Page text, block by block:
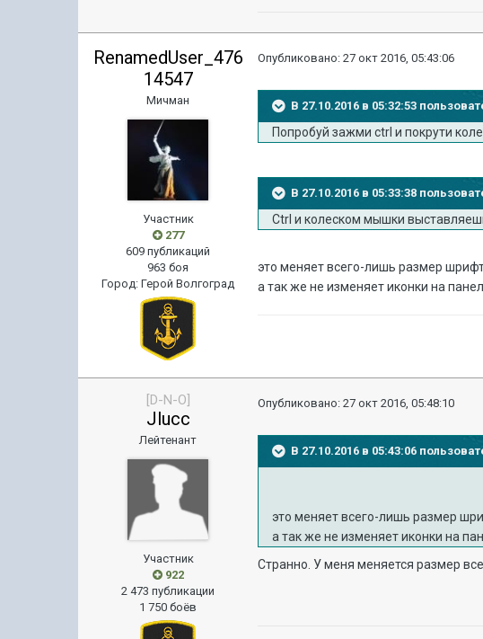
RenamedUser_476
14547
Мичман
Участник
277
609 публикаций
963 боя
Город:Герой Волгоград
Опубликовано:27 окт 2016, 05:43:06
В 27.10.2016 в 05:32:53
Попробуй зажми ctrl и покрути
В 27.10.2016 в 05:33:38
Ctrl и колеском мышки
это меняет всего-лишь размер
а так же не изменяет иконки на
[D-N-O]
Jlucc
Лейтенант
Участник
922
2 473 публикации
1 750 боёв
Опубликовано:27 окт 2016, 05:48:10
В 27.10.2016 в 05:43:06
это меняет всего-лишь размер
а так же не изменяет иконки на
Странно. У меня меняется размер